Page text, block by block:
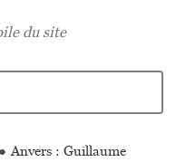
● Anvers : Guillaume